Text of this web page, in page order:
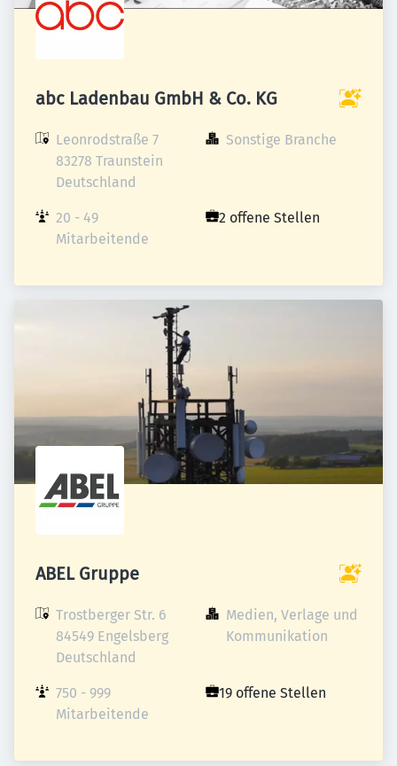
abc Ladenbau GmbH & Co. KG
Leonrodstraße 7
83278 Traunstein
Deutschland
Sonstige Branche
20 - 49
Mitarbeitende
2 offene Stellen
ABEL Gruppe
Trostberger Str. 6
84549 Engelsberg
Deutschland
Medien, Verlage und
Kommunikation
750 - 999
Mitarbeitende
19 offene Stellen